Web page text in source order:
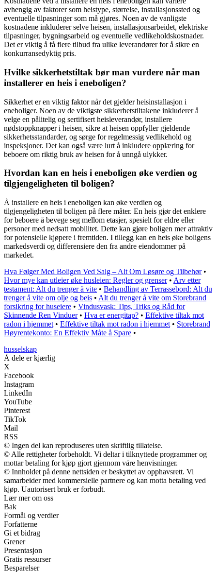
avhengig av faktorer som heistype, størrelse, installasjonssted og
eventuelle tilpasninger som må gjøres. Noen av de vanligste
kostnadene inkluderer selve heisen, installasjonsarbeidet, elektriske
tilpasninger, bygningsarbeid og eventuelle vedlikeholdskostnader.
Det er viktig å få flere tilbud fra ulike leverandører for å sikre en
konkurransedyktig pris.
Hvilke sikkerhetstiltak bør man vurdere når man
installerer en heis i eneboligen?
Sikkerhet er en viktig faktor når det gjelder heisinstallasjon i
eneboliger. Noen av de viktigste sikkerhetstiltakene inkluderer å
velge en pålitelig og sertifisert heisleverandør, installere
nødstoppknapper i heisen, sikre at heisen oppfyller gjeldende
sikkerhetsstandarder, og sørge for regelmessig vedlikehold og
inspeksjoner. Det kan også være lurt å inkludere opplæring for
beboere om riktig bruk av heisen for å unngå ulykker.
Hvordan kan en heis i eneboligen øke verdien og
tilgjengeligheten til boligen?
Å installere en heis i eneboligen kan øke verdien og
tilgjengeligheten til boligen på flere måter. En heis gjør det enklere
for beboere å bevege seg mellom etasjer, spesielt for eldre eller
personer med nedsatt mobilitet. Dette kan gjøre boligen mer attraktiv
for potensielle kjøpere i fremtiden. I tillegg kan en heis øke boligens
markedsverdi og differensiere den fra andre eiendommer på
markedet.
Hva Følger Med Boligen Ved Salg – Alt Om Løsøre og Tilbehør•
Hvor mye kan utleier øke husleien: Regler og grenser• Arv etter
testament: Alt du trenger å vite • Behandling av Terrassebord: Alt du
trenger å vite om olje og beis • Alt du trenger å vite om Storebrand
forsikring for huseiere • Vindusvask: Tips, Triks og Råd for
Skinnende Ren Vinduer• Hva er energitap? • Effektive tiltak mot
radon i hjemmet • Effektive tiltak mot radon i hjemmet • Storebrand
Høyrentekonto: En Effektiv Måte å Spare •
husselskap
Å dele er kjærlig
X
Facebook
Instagram
LinkedIn
YouTube
Pinterest
TikTok
Mail
RSS
© Ingen del kan reproduseres uten skriftlig tillatelse.
© Alle rettigheter forbeholdt. Vi deltar i tilknyttede programmer og
mottar betaling for kjøp gjort gjennom våre henvisninger.
© Innholdet på denne nettsiden er beskyttet av opphavsrett. Vi
samarbeider med kommersielle partnere og kan motta betaling ved
kjøp. Uautorisert bruk er forbudt.
Lær mer om oss
Bak
Formål og verdier
Forfatterne
Gi et bidrag
Grener
Presentasjon
Gratis ressurser
Besparelser